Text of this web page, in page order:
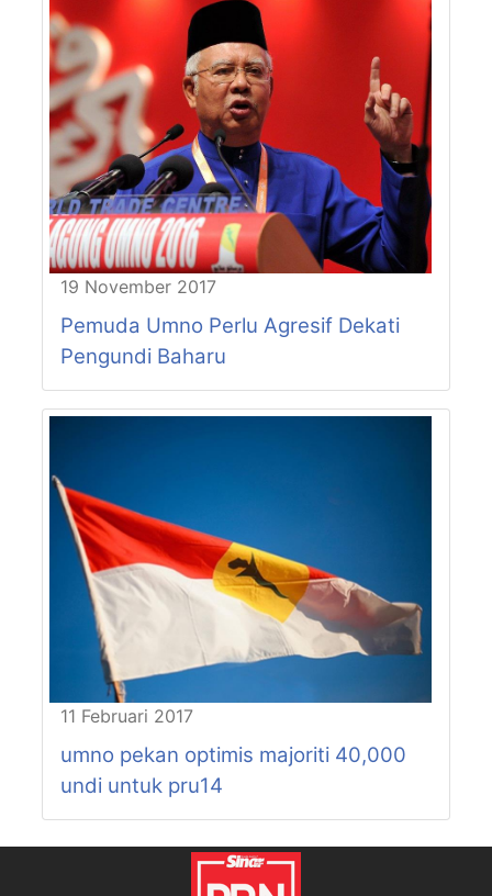
19 November 2017
Pemuda Umno Perlu Agresif Dekati
Pengundi Baharu
11 Februari 2017
umno pekan optimis majoriti 40,000
undi untuk pru14